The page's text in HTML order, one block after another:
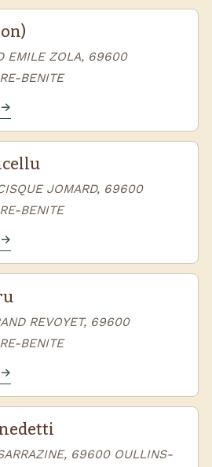
EMILE ZOLA, 69600
BENITE
→
JOMARD, 69600
BENITE
→
REVOYET, 69600
BENITE
→
69600 OULLINS-